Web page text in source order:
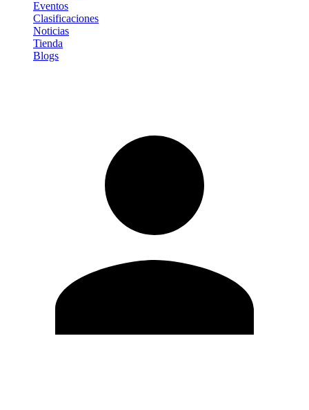
Eventos
Clasificaciones
Noticias
Tienda
Blogs